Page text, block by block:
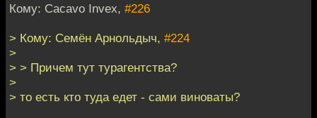
Кому: Cacavo Invex, #226
> Кому: Семён Арнольдыч, #224
>
> > Причем тут турагентства?
>
> то есть кто туда едет - сами виноваты?